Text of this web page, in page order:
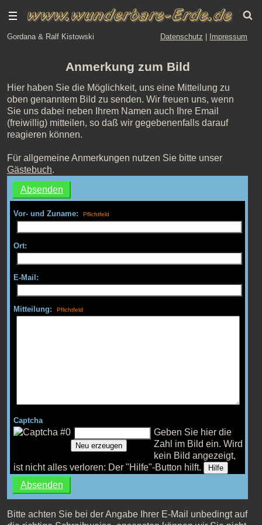
Gordana & Ralf Kistowski Datenschutz Impressum
Anmerkung zum Bild
Hier haben Sie die Möglichkeit, uns eine Mitteilung zu
oben genanntem Bild zu senden. Wir freuen uns, wenn
Sie uns dabei neben Ihrem Namen auch Ihre Email
(freiwillig) mitteilen, so daß wir gegebenenfalls darauf
reagieren können.
Für allgemeine Anmerkungen nutzen Sie bitte unser
Gästebuch.
Vor- und Zuname:
Ort:
E-Mail:
Mitteilung:
Captcha
Neu erzeugen
Geben Sie hier die
Zahl im Bild ein. Wird
kein Bild angezeigt,
ist nicht alles verloren: Der "Hilfe"-Button hilft.
Hilfe
Bitte achten Sie bei der Angabe Ihrer E-Mail unbedingt auf